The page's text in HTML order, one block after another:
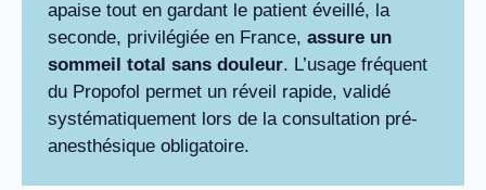
apaise tout en gardant le patient éveillé, la
seconde, privilégiée en France, assure un
sommeil total sans douleur. L’usage fréquent
du Propofol permet un réveil rapide, validé
systématiquement lors de la consultation pré-
anesthésique obligatoire.